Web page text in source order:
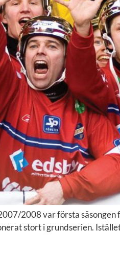
2008 var första säsongen
stort i grundserien. Istället